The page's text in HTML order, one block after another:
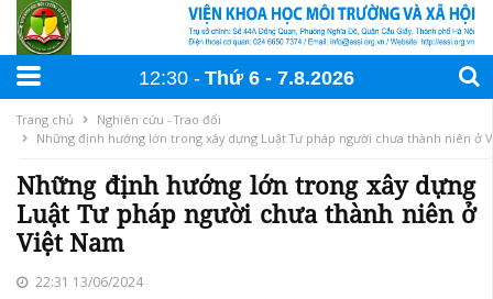
12:30 Thứ 6 7.8.2026
Trang chủ
Nghiên cứu - Trao đổi
Những định hướng lớn trong xây dựng Luật Tư pháp người chưa thành niên ở
Những định hướng lớn trong xây dựng
Luật Tư pháp người chưa thành niên ở
Việt Nam
22:31 13/06/2024